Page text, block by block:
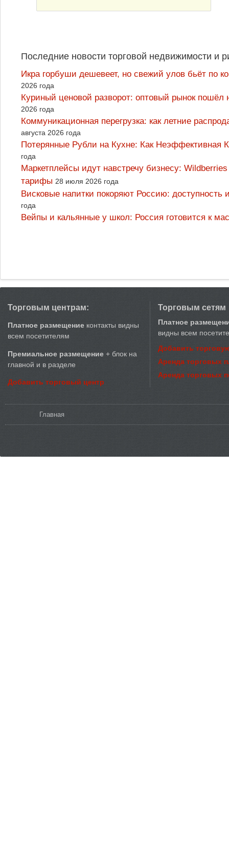
Последние новости торговой недвижимости и
Икра горбуши дешевеет, но свежий улов бьёт по
2026 года
Куриный ценовой разворот: оптовый рынок
2026 года
Коммуникационная перегрузка: как летние
августа 2026 года
Потерянные Рубли на Кухне: Как
года
Маркетплейсы идут навстречу бизнесу:
тарифы 28 июля 2026 года
Висковые напитки покоряют Россию:
года
Вейпы и кальянные у школ: Россия готовится к
Торговым центрам:
Платное размещение контакты видны
всем посетителям
Премиальное размещение + блок на
главной и в разделе
Добавить торговый центр
Торговым сетям
Платное
видны всем
Добавить
Аренда торговых
Аренда торговых
Главная